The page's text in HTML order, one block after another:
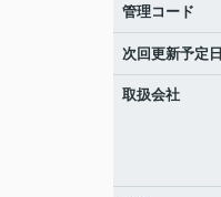
管理コード
次回更新予定日
取扱会社